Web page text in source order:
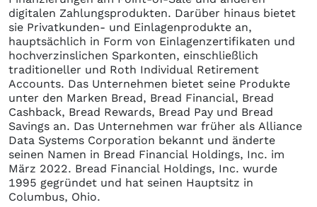
digitalen Zahlungsprodukten. Darüber hinaus bietet
sie Privatkunden- und Einlagenprodukte an,
hauptsächlich in Form von Einlagenzertifikaten und
hochverzinslichen Sparkonten, einschließlich
traditioneller und Roth Individual Retirement
Accounts. Das Unternehmen bietet seine Produkte
unter den Marken Bread, Bread Financial, Bread
Cashback, Bread Rewards, Bread Pay und Bread
Savings an. Das Unternehmen war früher als Alliance
Data Systems Corporation bekannt und änderte
seinen Namen in Bread Financial Holdings, Inc. im
März 2022. Bread Financial Holdings, Inc. wurde
1995 gegründet und hat seinen Hauptsitz in
Columbus, Ohio.